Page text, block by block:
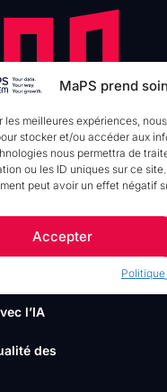
MaPS prend
les meilleures expériences,
stocker et/ou accéder aux
nous permettra de
ou les ID uniques sur ce
peut avoir un effet négatif
Accepter
clés
des
l’IA
des